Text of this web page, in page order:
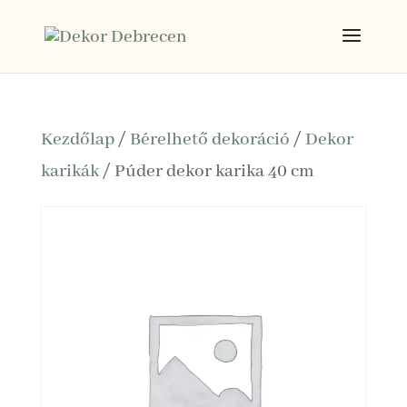
Kezdőlap/ Bérelhető dekoráció / Dekor
karikák/ Púder dekor karika 40 cm